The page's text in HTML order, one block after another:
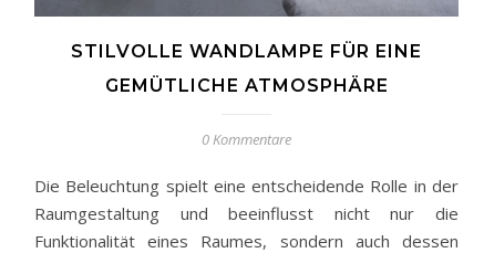
STILVOLLE WANDLAMPE FÜR EINE
GEMÜTLICHE ATMOSPHÄRE
0 Kommentare
Die Beleuchtung spielt eine entscheidende Rolle in der
Raumgestaltung und beeinflusst nicht nur die
Funktionalität eines Raumes, sondern auch dessen